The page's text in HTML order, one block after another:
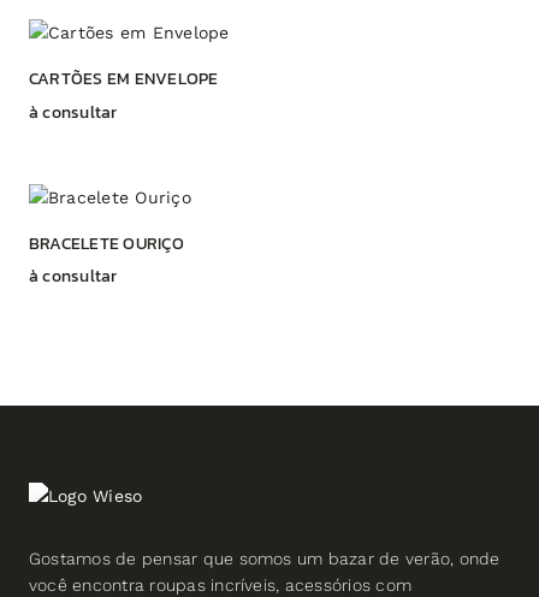
CARTÕES EM ENVELOPE
à consultar
BRACELETE OURIÇO
à consultar
Gostamos de pensar que somos um bazar de verão, onde
você encontra roupas incríveis, acessórios com